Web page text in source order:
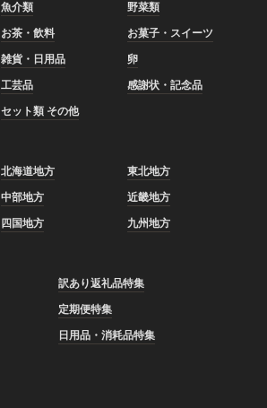
魚介類
野菜類
お茶・飲料
お菓子・スイーツ
雑貨・日用品
卵
工芸品
感謝状・記念品
セット類 その他
北海道地方
東北地方
中部地方
近畿地方
四国地方 九州地方
訳あり返礼品特集
定期便特集
日用品・消耗品特集